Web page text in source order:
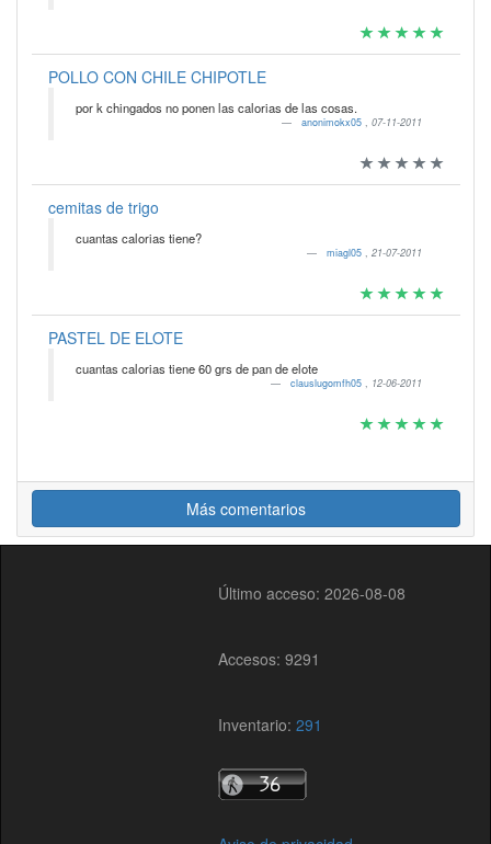
POLLO CON CHILE CHIPOTLE
por k chingados no ponen las calorias de las cosas.
anonimokx05 , 07-11-2011
cemitas de trigo
cuantas calorias tiene?
miagl05 , 21-07-2011
PASTEL DE ELOTE
cuantas calorias tiene 60 grs de pan de elote
clauslugomfh05 , 12-06-2011
Más comentarios
Último acceso: 2026-08-08
Accesos: 9291
Inventario:291